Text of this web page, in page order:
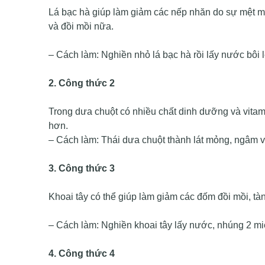
Lá bạc hà giúp làm giảm các nếp nhăn do sự mệt
và đồi mồi nữa.
– Cách làm: Nghiền nhỏ lá bạc hà rồi lấy nước bôi
2. Công thức 2
Trong dưa chuột có nhiều chất dinh dưỡng và
hơn.
– Cách làm: Thái dưa chuột thành lát mỏng, ngâm
3. Công thức 3
Khoai tây có thể giúp làm giảm các đốm đồi mồi,
– Cách làm: Nghiền khoai tây lấy nước, nhúng 2
4. Công thức 4